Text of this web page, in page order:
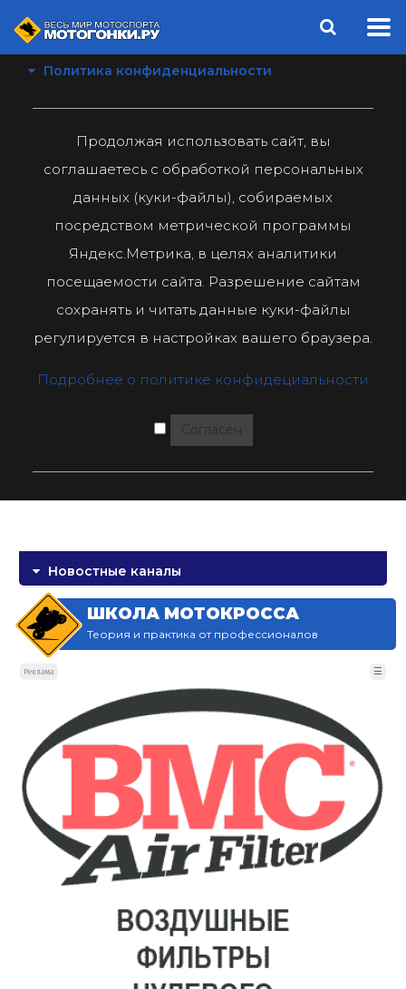
Политика конфиденциальности
Продолжая использовать сайт, вы
соглашаетесь с обработкой персональных
данных (куки-файлы), собираемых
посредством метрической программы
Яндекс.Метрика, в целях аналитики
посещаемости сайта. Разрешение сайтам
сохранять и читать данные куки-файлы
регулируется в настройках вашего браузера.
Подробнее о политике конфидециальности
Согласен
Новостные каналы
ШКОЛА МОТОКРОССА
Теория и практика от профессионалов
Реклама ☰